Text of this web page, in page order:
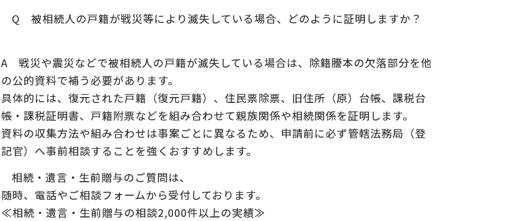
新
日
Q 被相続人の戸籍が戦災等により滅失している場合、どのように証明しますか？
A 戦災や震災などで被相続人の戸籍が滅失している場合は、除籍謄本の欠落部分を他
の公的資料で補う必要があります。
具体的には、復元された戸籍（復元戸籍）、住民票除票、旧住所（原）台帳、課税台
帳・課税証明書、戸籍附票などを組み合わせて親族関係や相続関係を証明します。
資料の収集方法や組み合わせは事案ごとに異なるため、申請前に必ず管轄法務局（登
記官）へ事前相談することを強くおすすめします。
相続・遺言・生前贈与のご質問は、
随時、電話やご相談フォームから受付しております。
≪相続・遺言・生前贈与の相談2,000件以上の実績≫